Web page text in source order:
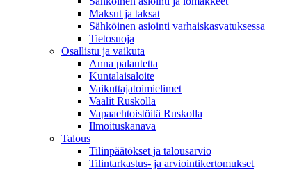
Maksut ja taksat
Sähköinen asiointi varhaiskasvatuksessa
Tietosuoja
Osallistu ja vaikuta
Anna palautetta
Kuntalaisaloite
Vaikuttajatoimielimet
Vaalit Ruskolla
Vapaaehtoistöitä Ruskolla
Ilmoituskanava
Talous
Tilinpäätökset ja talousarvio
Tilintarkastus- ja arviointikertomukset